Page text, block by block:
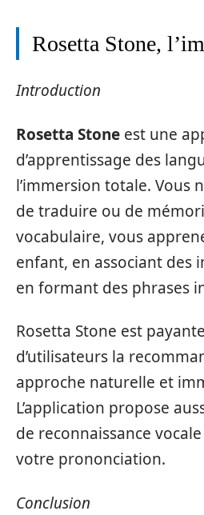
Rosetta Stone,
Introduction
Rosetta Stone est une
d’apprentissage des
l’immersion totale. Vous
de traduire ou de
vocabulaire, vous
enfant, en associant des
en formant des phrases
Rosetta Stone est
d’utilisateurs la
approche naturelle et
L’application propose
de reconnaissance
votre prononciation.
Conclusion